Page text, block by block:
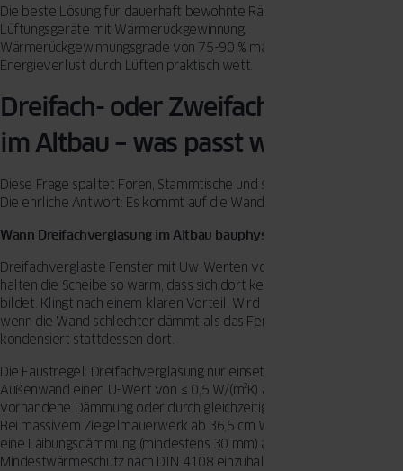
Die beste Lösung für dauerhaft bewohnte Räume: dezentrale
Lüftungsgeräte mit Wärmerückgewinnung.
Wärmerückgewinnungsgrade von 75-90 % machen den
Energieverlust durch Lüften praktisch wett.
Dreifach- oder Zweifachverglasung
im Altbau – was passt wann?
Diese Frage spaltet Foren, Stammtische und sogar Energieberater.
Die ehrliche Antwort: Es kommt auf die Wand an.
Wann Dreifachverglasung im Altbau bauphysikalisch funktioniert
Dreifachverglaste Fenster mit Uw-Werten von 0,7-0,9 W/(m²K)
halten die Scheibe so warm, dass sich dort kein Kondenswasser
bildet. Klingt nach einem klaren Vorteil. Wird aber zum Problem,
wenn die Wand schlechter dämmt als das Fenster: Die Feuchtigkeit
kondensiert stattdessen dort.
Die Faustregel: Dreifachverglasung nur einsetzen, wenn die
Außenwand einen U-Wert von ≤ 0,5 W/(m²K) aufweist – durch
vorhandene Dämmung oder durch gleichzeitige Fassadensanierung.
Bei massivem Ziegelmauerwerk ab 36,5 cm Wandstärke kann auch
eine Laibungsdämmung (mindestens 30 mm) ausreichen, um den
Mindestwärmeschutz nach DIN 4108 einzuhalten.